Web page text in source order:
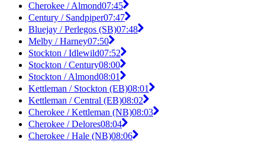
Cherokee / Almond07:45
Century / Sandpiper07:47
Bluejay / Perlegos (SB)07:48
Melby / Harney07:50
Stockton / Idlewild07:52
Stockton / Century08:00
Stockton / Almond08:01
Kettleman / Stockton (EB)08:01
Kettleman / Central (EB)08:02
Cherokee / Kettleman (NB)08:03
Cherokee / Delores08:04
Cherokee / Hale (NB)08:06